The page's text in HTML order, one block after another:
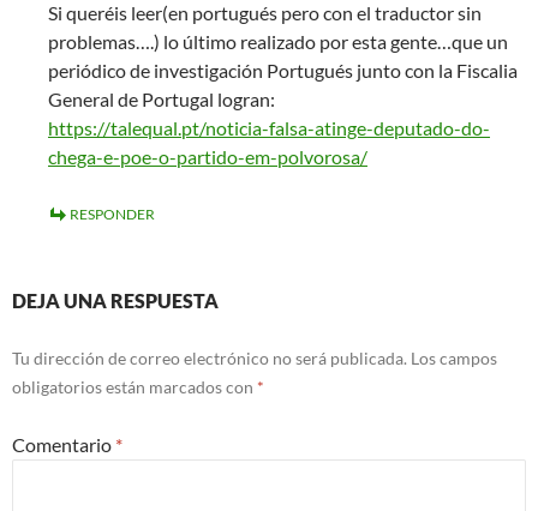
Si queréis leer(en portugués pero con el traductor sin
problemas….) lo último realizado por esta gente…que un
periódico de investigación Portugués junto con la Fiscalia
General de Portugal logran:
https://talequal.pt/noticia-falsa-atinge-deputado-do-
chega-e-poe-o-partido-em-polvorosa/
RESPONDER
DEJA UNA RESPUESTA
Tu dirección de correo electrónico no será publicada. Los campos
obligatorios están marcados con *
Comentario *